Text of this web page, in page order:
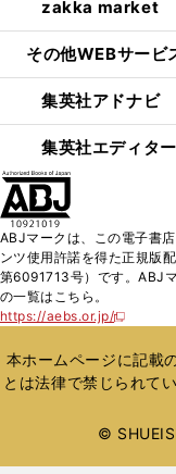
zakka market
その他WEBサービ
集英社アドナビ
集英社エディタ
ABJマークは、この電子書
ンツ使用許諾を得た正規版
第6091713号）です。ABJ
の一覧はこちら。
https://aebs.or.jp/
新
い
ウ
ィ
ウ
本ホームページに記載
とは法律で禁じられて
©